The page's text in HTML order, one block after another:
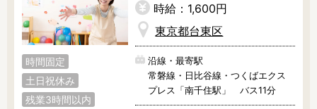
時間固定
土日祝休み
残業3時間以内
時給：1,600円
東京都台東区
沿線・最寄駅
常磐線・日比谷線・つくばエクス
プレス「南千住駅」 バス11分